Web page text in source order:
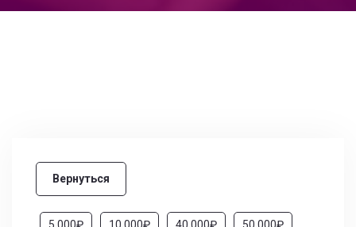
Вернуться